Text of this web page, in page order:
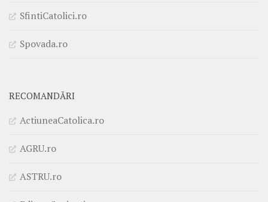
SfintiCatolici.ro
Spovada.ro
RECOMANDĂRI
ActiuneaCatolica.ro
AGRU.ro
ASTRU.ro